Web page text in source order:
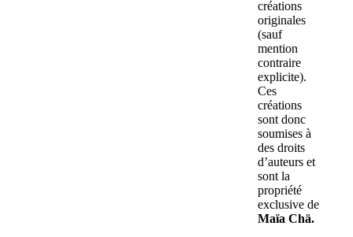
créations
originales
(sauf
mention
contraire
explicite).
Ces
créations
sont donc
soumises à
des droits
d’auteurs et
sont la
propriété
exclusive de
Maïa Chä.